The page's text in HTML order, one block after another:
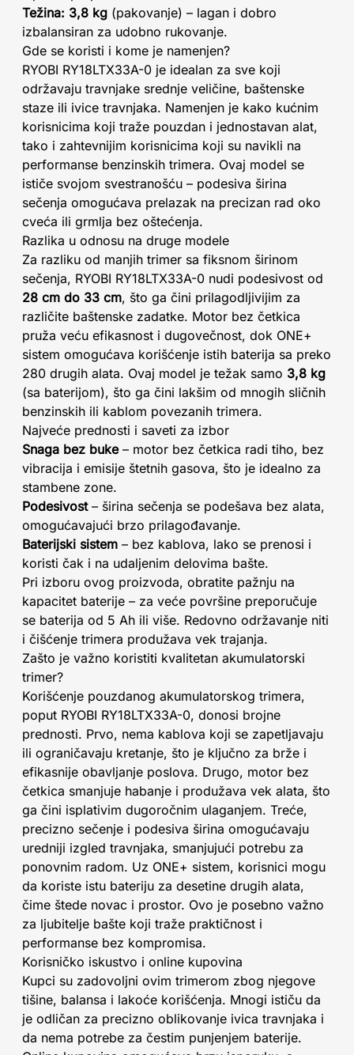
Težina: 3,8 kg (pakovanje) – lagan i dobro
izbalansiran za udobno rukovanje.
Gde se koristi i kome je namenjen?
RYOBI RY18LTX33A-0 je idealan za sve koji
održavaju travnjake srednje veličine, baštenske
staze ili ivice travnjaka. Namenjen je kako kućnim
korisnicima koji traže pouzdan i jednostavan alat,
tako i zahtevnijim korisnicima koji su navikli na
performanse benzinskih trimera. Ovaj model se
ističe svojom svestranošću – podesiva širina
sečenja omogućava prelazak na precizan rad oko
cveća ili grmlja bez oštećenja.
Razlika u odnosu na druge modele
Za razliku od manjih trimer sa fiksnom širinom
sečenja, RYOBI RY18LTX33A-0 nudi podesivost od
28 cm do 33 cm, što ga čini prilagodljivijim za
različite baštenske zadatke. Motor bez četkica
pruža veću efikasnost i dugovečnost, dok ONE+
sistem omogućava korišćenje istih baterija sa preko
280 drugih alata. Ovaj model je težak samo 3,8 kg
(sa baterijom), što ga čini lakšim od mnogih sličnih
benzinskih ili kablom povezanih trimera.
Najveće prednosti i saveti za izbor
Snaga bez buke– motor bez četkica radi tiho, bez
vibracija i emisije štetnih gasova, što je idealno za
stambene zone.
Podesivost– širina sečenja se podešava bez alata,
omogućavajući brzo prilagođavanje.
Baterijski sistem – bez kablova, lako se prenosi i
koristi čak i na udaljenim delovima bašte.
Pri izboru ovog proizvoda, obratite pažnju na
kapacitet baterije – za veće površine preporučuje
se baterija od 5 Ah ili više. Redovno održavanje niti
i čišćenje trimera produžava vek trajanja.
Zašto je važno koristiti kvalitetan akumulatorski
trimer?
Korišćenje pouzdanog akumulatorskog trimera,
poput RYOBI RY18LTX33A-0, donosi brojne
prednosti. Prvo, nema kablova koji se zapetljavaju
ili ograničavaju kretanje, što je ključno za brže i
efikasnije obavljanje poslova. Drugo, motor bez
četkica smanjuje habanje i produžava vek alata, što
ga čini isplativim dugoročnim ulaganjem. Treće,
precizno sečenje i podesiva širina omogućavaju
uredniji izgled travnjaka, smanjujući potrebu za
ponovnim radom. Uz ONE+ sistem, korisnici mogu
da koriste istu bateriju za desetine drugih alata,
čime štede novac i prostor. Ovo je posebno važno
za ljubitelje bašte koji traže praktičnost i
performanse bez kompromisa.
Korisničko iskustvo i online kupovina
Kupci su zadovoljni ovim trimerom zbog njegove
tišine, balansa i lakoće korišćenja. Mnogi ističu da
je odličan za precizno oblikovanje ivica travnjaka i
da nema potrebe za čestim punjenjem baterije.